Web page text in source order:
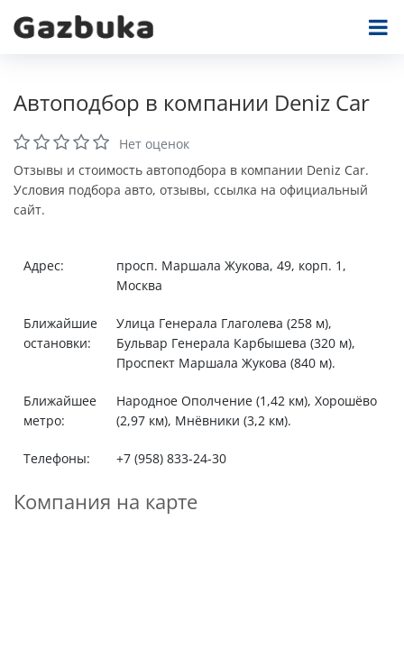
Автоподбор в компании Deniz Car
Нет оценок
Отзывы и стоимость автоподбора в компании Deniz Car.
Условия подбора авто, отзывы, ссылка на официальный
сайт.
Адрес:
просп. Маршала Жукова, 49, корп. 1,
Москва
Ближайшие
остановки:
Улица Генерала Глаголева (258 м),
Бульвар Генерала Карбышева (320 м),
Проспект Маршала Жукова (840 м).
Ближайшее
метро:
Народное Ополчение (1,42 км), Хорошёво
(2,97 км), Мнёвники (3,2 км).
Телефоны: +7 (958) 833-24-30
Компания на карте